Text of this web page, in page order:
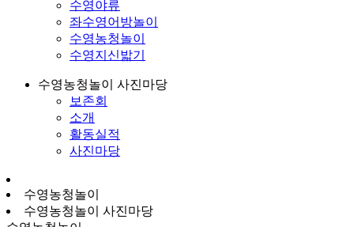
수영야류
좌수영어방놀이
수영농청놀이
수영지신밟기
수영농청놀이 사진마당
보존회
소개
활동실적
사진마당
수영농청놀이
수영농청놀이 사진마당